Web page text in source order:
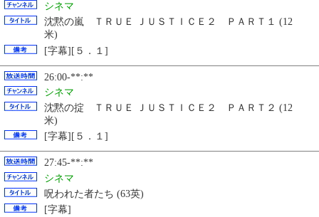
シネマ
沈黙の嵐 ＴＲＵＥ ＪＵＳＴＩＣＥ２ ＰＡＲＴ１ (12
米)
[字幕][５．１]
26:00-**:**
シネマ
沈黙の掟 ＴＲＵＥ ＪＵＳＴＩＣＥ２ ＰＡＲＴ２ (12
米)
[字幕][５．１]
27:45-**:**
シネマ
呪われた者たち (63英)
[字幕]